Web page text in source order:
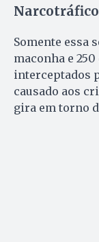
Narcotráfico
Somente essa
maconha e
interceptados
causado aos
gira em torno